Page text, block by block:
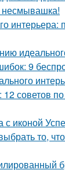
несмывашка!
интерьера:
9
советов
с иконой
то,